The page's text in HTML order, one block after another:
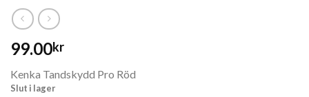
99.00kr
Kenka Tandskydd Pro Röd
Slut i lager